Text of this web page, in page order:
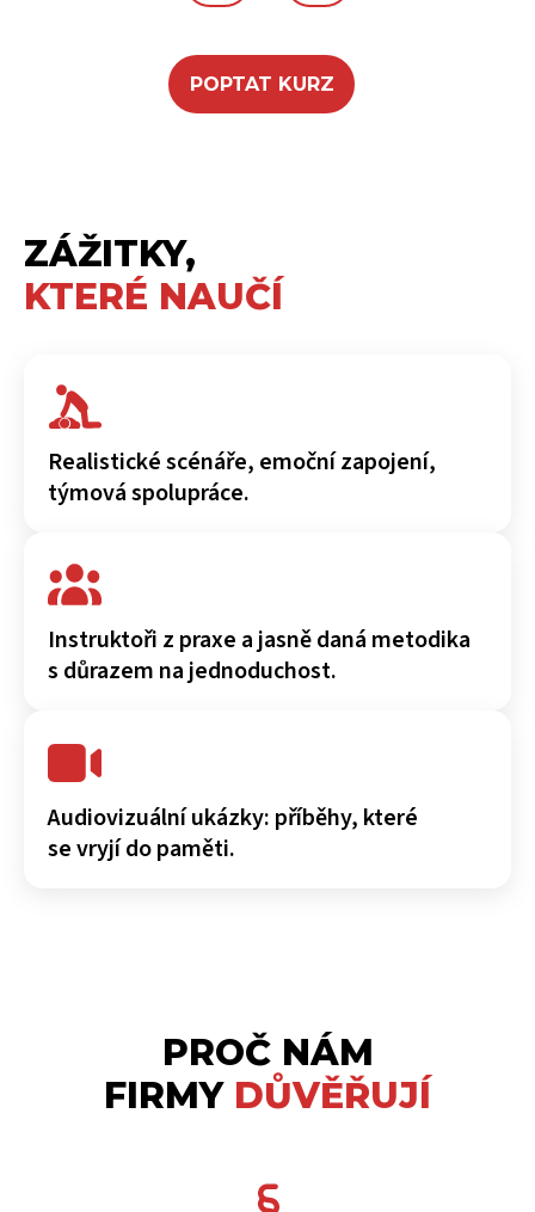
POPTAT KURZ
ZÁŽITKY,
KTERÉ NAUČÍ
Realistické scénáře, emoční zapojení,
týmová spolupráce.
Instruktoři z praxe a jasně daná metodika
s důrazem na jednoduchost.
Audiovizuální ukázky: příběhy, které
se vryjí do paměti.
PROČ NÁM
FIRMYDŮVĚŘUJÍ